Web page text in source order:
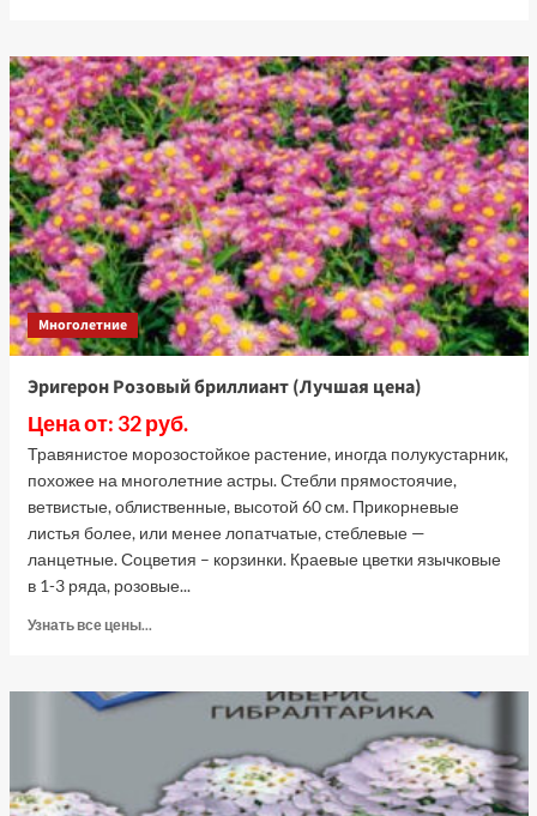
Камнеломка
Арендса
Пурпурный
ковер
(Лучшая
цена)
Многолетние
Эригерон Розовый бриллиант (Лучшая цена)
Цена от: 32 руб.
Травянистое морозостойкое растение, иногда полукустарник,
похожее на многолетние астры. Стебли прямостоячие,
ветвистые, облиственные, высотой 60 см. Прикорневые
листья более, или менее лопатчатые, стеблевые —
ланцетные. Соцветия – корзинки. Краевые цветки язычковые
в 1-3 ряда, розовые...
Узнать все цены...
Эригерон
Розовый
(Лучшая
цена)